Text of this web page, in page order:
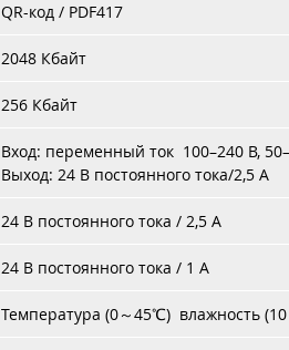
QR-код / ​​PDF417
2048 Кбайт
256 Кбайт
Вход: переменный ток 100–240 В,
Выход: 24 В постоянного тока/2,5 А
24 В постоянного тока / 2,5 А
24 В постоянного тока / 1 А
Температура (0～45℃) влажность (10